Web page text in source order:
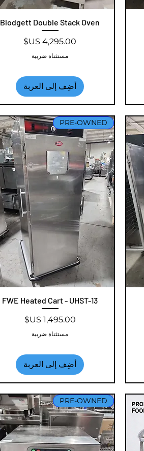
العرض السريع
Blodgett Double Stack Oven
السعر
مستثناة ضريبة
أضِف إلى العربة
العرض السريع
PRE-OWNED
FWE Heated Cart - UHST-13
السعر
مستثناة ضريبة
أضِف إلى العربة
PRE-OWNED